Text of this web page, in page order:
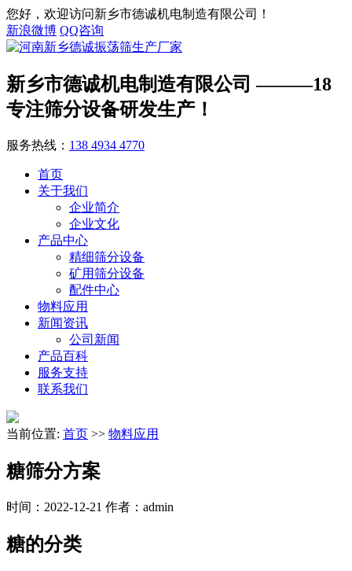
您好，欢迎访问新乡市德诚机电制造有限公司！
新浪微博 QQ咨询
新乡市德诚机电制造有限公司 ———18
专注筛分设备研发生产！
服务热线： 138 4934 4770
首页
关于我们
企业简介
企业文化
产品中心
精细筛分设备
矿用筛分设备
配件中心
物料应用
新闻资讯
公司新闻
产品百科
服务支持
联系我们
当前位置: 首页 >> 物料应用
糖筛分方案
时间：2022-12-21 作者：admin
糖的分类